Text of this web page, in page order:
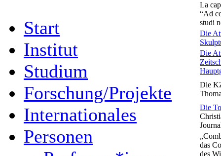
Start
Institut
Studium
Forschung/Projekte
Internationales
Personen
La
“Ad
studi
Die
Die
Die
Die
das
des